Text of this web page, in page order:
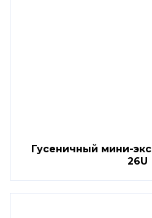
Гусеничный мини-
26U